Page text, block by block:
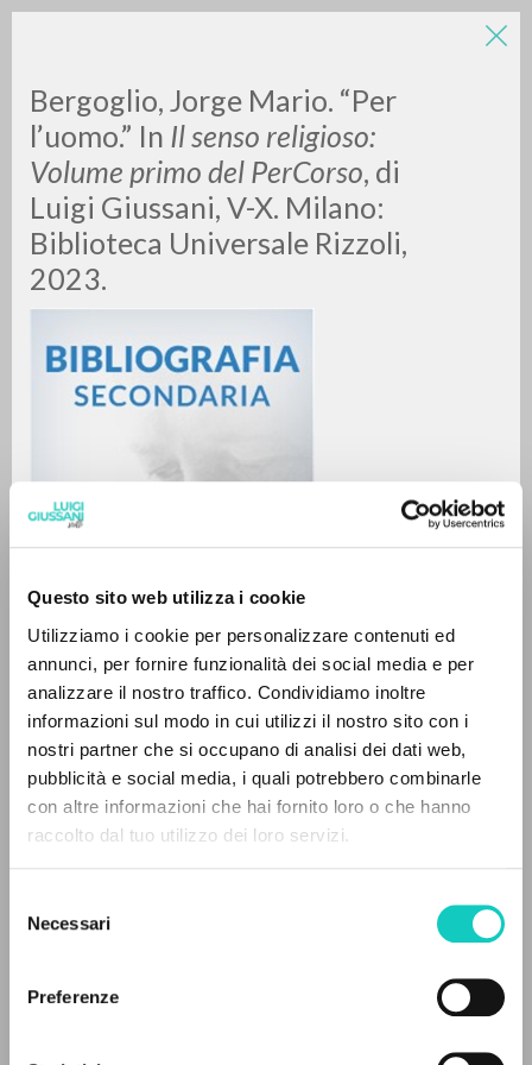
Questo sito web utilizza i cookie
Utilizziamo i cookie per personalizzare contenuti ed
annunci, per fornire funzionalità dei social media e per
analizzare il nostro traffico. Condividiamo inoltre
informazioni sul modo in cui utilizzi il nostro sito con i
nostri partner che si occupano di analisi dei dati web,
pubblicità e social media, i quali potrebbero combinarle
con altre informazioni che hai fornito loro o che hanno
raccolto dal tuo utilizzo dei loro servizi.
delNecessari
Preferenze
Bergoglio, Jorge Mario. “Per
l’uomo.” In Il senso religioso:
Volume primo del PerCorso, di
Luigi Giussani, V-X. Milano:
Biblioteca Universale Rizzoli,
2023.
Bergoglio Jorge Mario Author
Giussani LuigiAuthor
BUR
Pages: 6
0RESULTS FOUND
THE PROJECT
bibliographic references, full texts in 5
languages, and dedicated thematic sections.